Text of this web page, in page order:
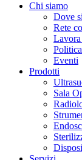
Chi siamo
Dove
Rete
Eventi
Prodotti
Sala